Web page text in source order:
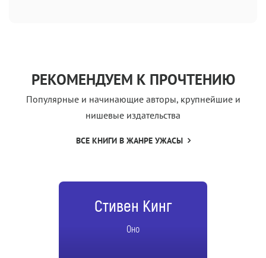
РЕКОМЕНДУЕМ К ПРОЧТЕНИЮ
Популярные и начинающие авторы, крупнейшие и
нишевые издательства
ВСЕ КНИГИ В ЖАНРЕ УЖАСЫ
Стивен Кинг
Оно